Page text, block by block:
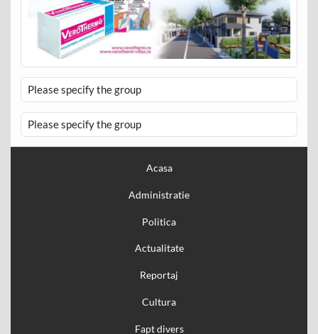
Please specify the group
Please specify the group
Acasa
Administratie
Politica
Actualitate
Reportaj
Cultura
Fapt divers